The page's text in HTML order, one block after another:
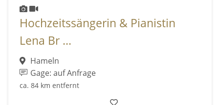
Hochzeitssängerin & Pianistin
Lena Br ...
Hameln
Gage: auf Anfrage
ca. 84 km entfernt